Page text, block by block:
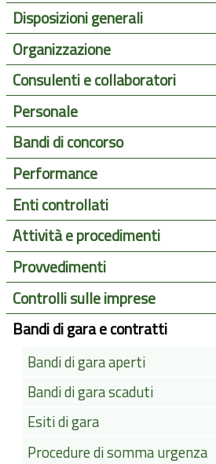
Disposizioni generali
Organizzazione
Consulenti e collaboratori
Personale
Bandi di concorso
Performance
Enti controllati
Attività e procedimenti
Provvedimenti
Controlli sulle imprese
Bandi di gara e contratti
Bandi di gara aperti
Bandi di gara scaduti
Esiti di gara
Procedure di somma urgenza